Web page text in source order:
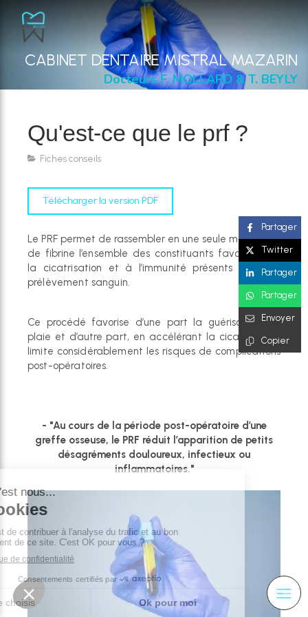
CABINET DENTAIRE MISTRAL MAZARIN
Docteurs F. MOLLARD & T. BEYLY
Qu'est-ce que le prf ?
Fiches conseils
Télécharger la version PDF
Le PRF permet de rassembler en une seule membrane
de fibrine l’ensemble des constituants favorables à
la cicatrisation et à l’immunité présents dans un
prélèvement sanguin.
Ce procédé favorise d’une part la guérison de la
plaie et d’autre part, en accélérant la cicatrisation,
limite considérablement les risques de complications
post-opératoires.
- "Au cours de la période post-opératoire d’une
greffe osseuse, le PRF réduit l’apparition de petits
désagréments douloureux, infectieux ou
inflammatoires."
Partager
Twitter
Partager
Partager
Envoyer
Copier